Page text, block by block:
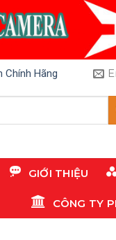
Chính Hãng
GIỚI THIỆU
CÔNG TY